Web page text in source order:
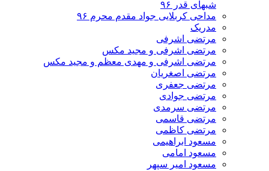
شبهای قدر ۹۶
مداحی کربلایی جواد مقدم محرم ۹۶
مدریک
مرتضی اشرفی
مرتضی اشرفی و مجید مکس
مرتضی اشرفی و مهدی معظم و مجید مکس
مرتضی اصغریان
مرتضی جعفری
مرتضی جوادی
مرتضی سرمدی
مرتضی قاسمی
مرتضی کاظمی
مسعود ابراهیمی
مسعود امامی
مسعود امیر سپهر